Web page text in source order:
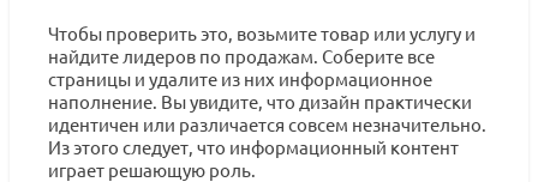
Чтобы проверить это, возьмите товар или услугу и
найдите лидеров по продажам. Соберите все
страницы и удалите из них информационное
наполнение. Вы увидите, что дизайн практически
идентичен или различается совсем незначительно.
Из этого следует, что информационный контент
играет решающую роль.